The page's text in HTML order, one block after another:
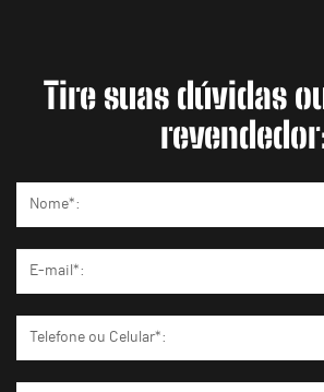
Tire suas dúvidas